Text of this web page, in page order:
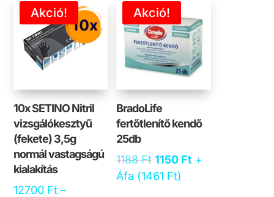
Akció!
10x SETINO Nitril
vizsgálókesztyű
(fekete) 3,5g
normál vastagságú
kialakítás
12700 Ft –
Akció!
BradoLife
fertőtlenítő kendő
25db
1188Ft Original
price
1150 Ft Current
+
Áfa (1461 Ft)